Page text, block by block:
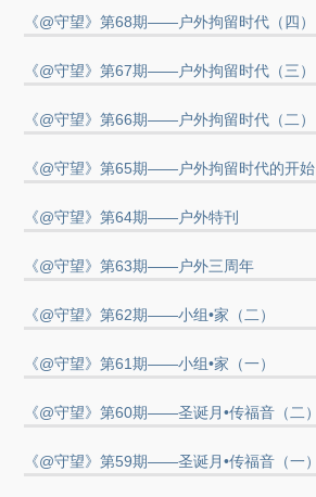
《@守望》第68期——户外拘留时代（四）
《@守望》第67期——户外拘留时代（三）
《@守望》第66期——户外拘留时代（二）
《@守望》第65期——户外拘留时代的开始
《@守望》第64期——户外特刊
《@守望》第63期——户外三周年
《@守望》第62期——小组•家（二）
《@守望》第61期——小组•家（一）
《@守望》第60期——圣诞月•传福音（二）
《@守望》第59期——圣诞月•传福音（一）